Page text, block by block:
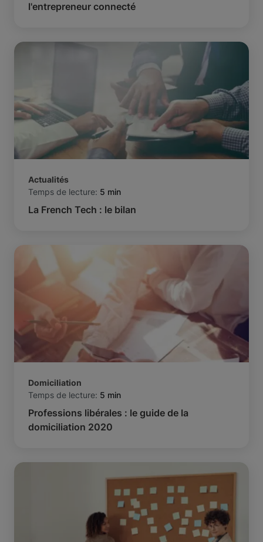
l'entrepreneur connecté
Actualités
Temps de lecture: 5 min
La French Tech : le bilan
Domiciliation
Temps de lecture: 5 min
Professions libérales : le guide de la
domiciliation 2020